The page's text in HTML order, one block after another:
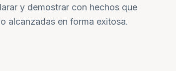
y demostrar con hechos que
alcanzadas en forma exitosa.